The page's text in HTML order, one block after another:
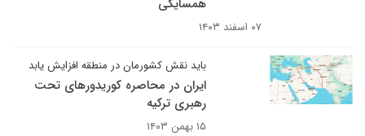
همسایگی
۰۷ اسفند ۱۴۰۳
باید نقش کشورمان در منطقه افزایش یابد
ایران در محاصره کوریدورهای تحت
رهبری ترکیه
۱۵ بهمن ۱۴۰۳